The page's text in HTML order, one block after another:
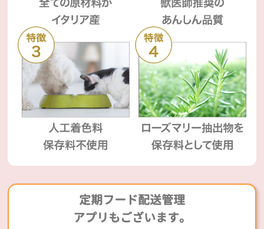
定期フード配送管理
アプリもございます。